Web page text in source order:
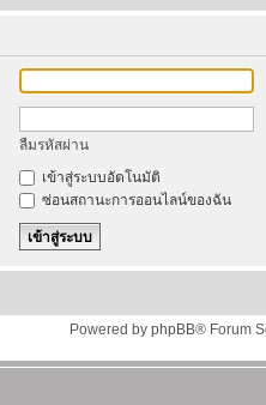
ลืมรหัสผ่าน
เข้าสู่ระบบอัตโนมัติ
ซ่อนสถานะการออนไลน์ของฉัน
Powered by phpBB® Forum